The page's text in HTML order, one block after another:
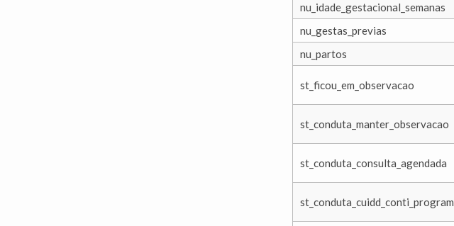
nu_idade_gestacional_semanas
nu_gestas_previas
nu_partos
st_ficou_em_observacao
st_conduta_manter_observacao
st_conduta_consulta_agendada
st_conduta_cuidd_conti_program